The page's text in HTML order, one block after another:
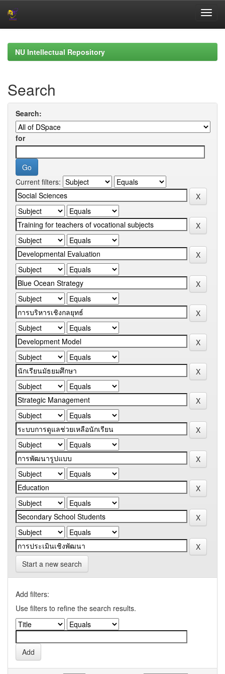
navigationNU Intellectual Repository
Search
Search:
for
Current filters:
Start a new search
Add filters:
Use filters to refine the search results.